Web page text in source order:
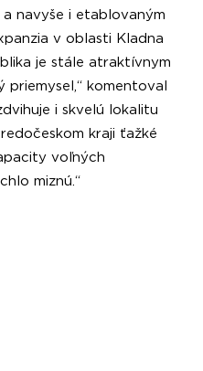
navyše i etablovaným
v oblasti Kladna
je stále atraktívnym
komentoval
i skvelú lokalitu
kraji ťažké
voľných
miznú.“